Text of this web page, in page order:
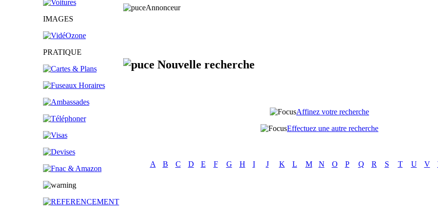
IMAGES
PRATIQUE
Annonceur
Nouvelle recherche
Affinez votre recherche
Effectuez une autre recherche
A B C D E F G H I J K L M N O P Q R S T U V